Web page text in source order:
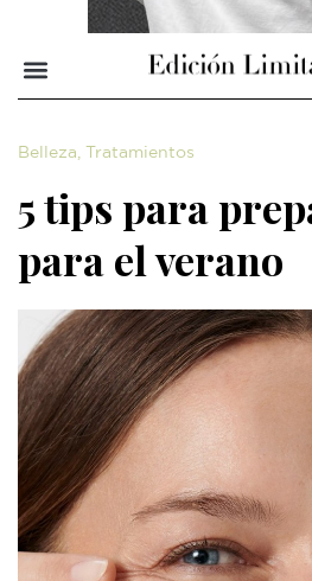
Belleza, Tratamientos
5 tips para
para el verano